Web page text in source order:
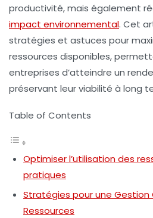
productivité, mais également
impact environnemental. Cet
stratégies et astuces pour
ressources disponibles,
entreprises d’atteindre un
préservant leur viabilité à long
Table of Contents
Optimiser l’utilisation des
pratiques
Stratégies pour une Gestion
Ressources